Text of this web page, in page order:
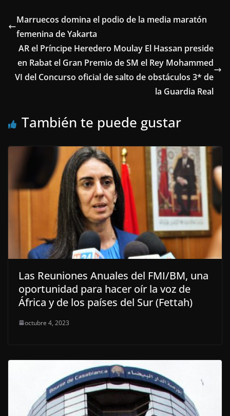
Marruecos domina el podio de la media maratón
femenina de Yakarta
AR el Príncipe Heredero Moulay El Hassan preside
en Rabat el Gran Premio de SM el Rey Mohammed
VI del Concurso oficial de salto de obstáculos 3* de
la Guardia Real
También te puede gustar
Las Reuniones Anuales del FMI/BM, una
oportunidad para hacer oír la voz de
África y de los países del Sur (Fettah)
octubre 4, 2023